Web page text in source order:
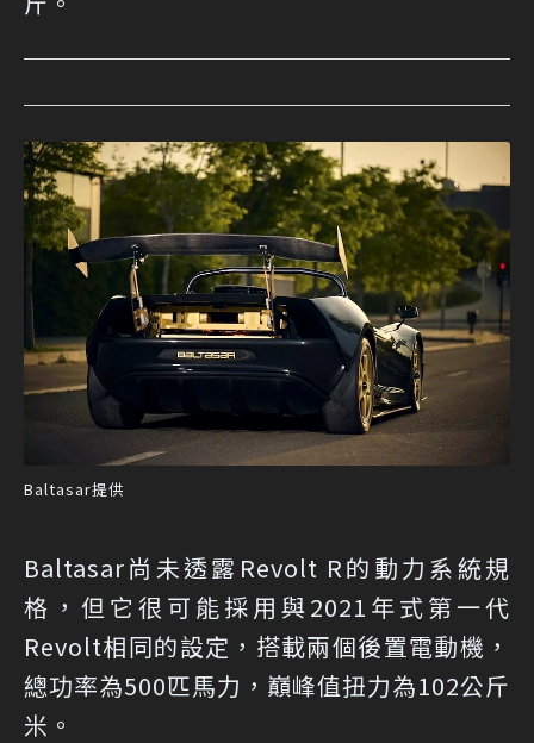
Baltasar提供
Baltasar尚未透露Revolt R的動力系統規
格，但它很可能採用與2021年式第一代
Revolt相同的設定，搭載兩個後置電動機，
總功率為500匹馬力，巔峰值扭力為102公斤
米。